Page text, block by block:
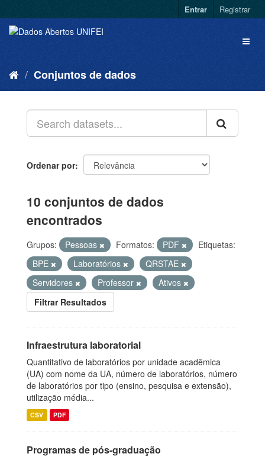
Entrar Registrar
Conjuntos de dados
Ordenar por
10 conjuntos de dados
encontrados
Grupos: Pessoas Formatos: PDF
Etiquetas:
BPE
Laboratórios
QRSTAE
Servidores
Professor
Ativos
Filtrar Resultados
Infraestrutura laboratorial
Quantitativo de laboratórios por unidade acadêmica
(UA) com nome da UA, número de laboratórios, número
de laboratórios por tipo (ensino, pesquisa e extensão),
utilização média...
CSV PDF
Programas de pós-graduação